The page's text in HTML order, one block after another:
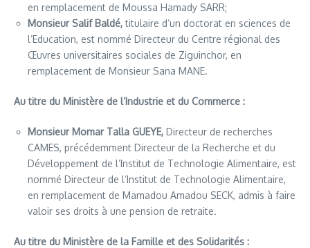
en remplacement de Moussa Hamady SARR;
Monsieur Salif Baldé,titulaire d’un doctorat en sciences de
l’Education, est nommé Directeur du Centre régional des
Œuvres universitaires sociales de Ziguinchor, en
remplacement de Monsieur Sana MANE.
Au titre du Ministère de l’Industrie et du Commerce :
Monsieur Momar Talla GUEYE, Directeur de recherches
CAMES, précédemment Directeur de la Recherche et du
Développement de l’Institut de Technologie Alimentaire, est
nommé Directeur de l’Institut de Technologie Alimentaire,
en remplacement de Mamadou Amadou SECK, admis à faire
valoir ses droits à une pension de retraite.
Au titre du Ministère de la Famille et des Solidarités :